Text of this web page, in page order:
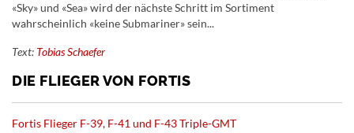
«Sky» und «Sea» wird der nächste Schritt im Sortiment
wahrscheinlich «keine Submariner» sein...
Text: Tobias Schaefer
DIE FLIEGER VON FORTIS
Fortis Flieger F-39, F-41 und F-43 Triple-GMT